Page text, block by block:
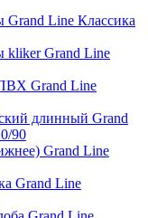
Grand Line Классика
kliker Grand Line
Grand Line
длинный Grand
90
Grand Line
Grand Line